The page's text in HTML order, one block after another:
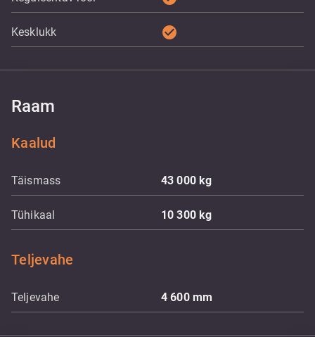
Kesklukk check_circle
Raam
Kaalud
Täismass 43 000kg
Tühikaal 10 300kg
Teljevahe
Teljevahe 4 600 mm